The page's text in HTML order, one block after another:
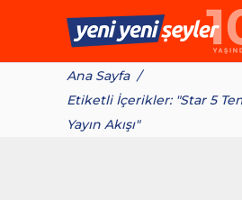
Ana Sayfa/
Etiketli İçerikler: "Star 5
Yayın Akışı"